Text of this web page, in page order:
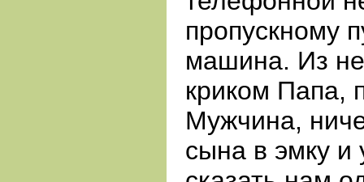
пропускному
машина. Из
криком Папа,
Мужчина,
сына в эмку и